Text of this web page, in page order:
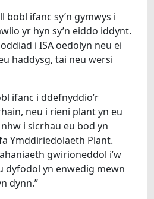
bobl ifanc sy’n gymwys i
yr hyn sy’n eiddo iddynt.
i ISA oedolyn neu ei
haddysg, tai neu wersi
ifanc i ddefnyddio’r
neu i rieni plant yn eu
i sicrhau eu bod yn
Ymddiriedolaeth Plant.
gwirioneddol i’w
dyfodol yn enwedig mewn
dynn.”